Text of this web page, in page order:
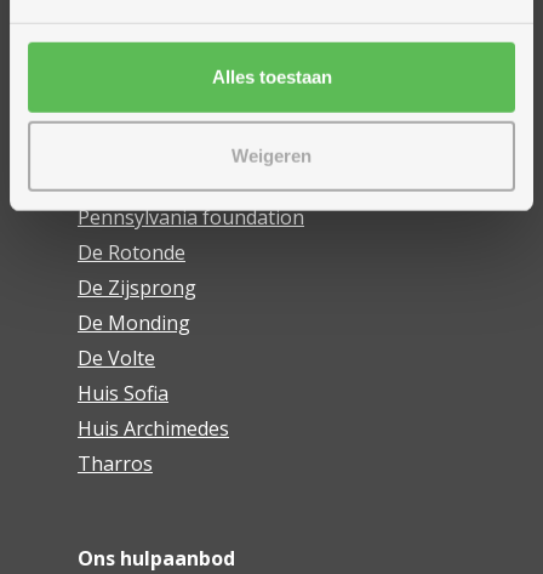
Alles toestaan
Weigeren
Good Engels
De Link
Kleine wooneenheden
Pennsylvania foundation
De Rotonde
De Zijsprong
De Monding
De Volte
Huis Sofia
Huis Archimedes
Tharros
Ons hulpaanbod